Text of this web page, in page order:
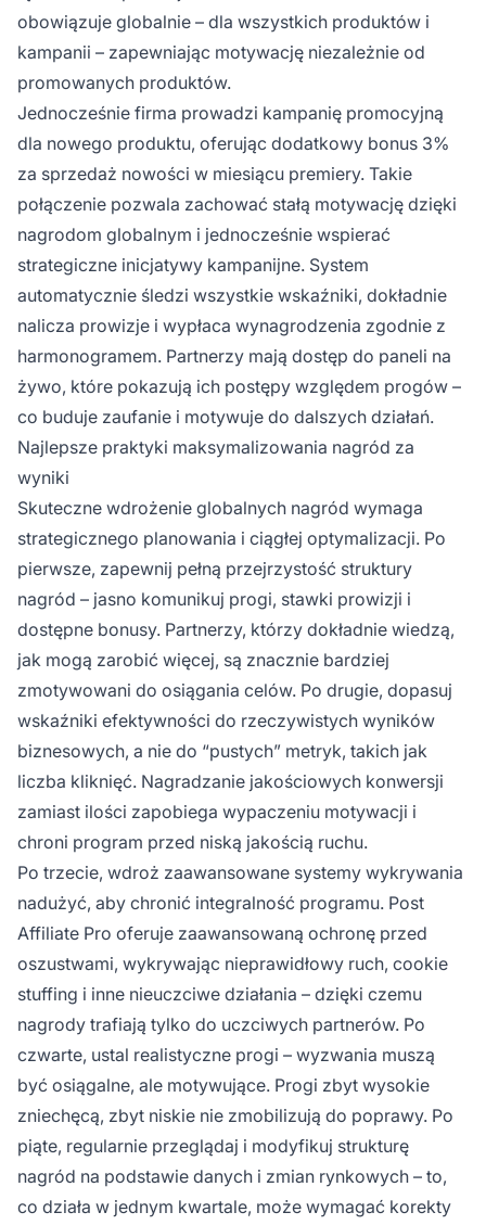
obowiązuje globalnie – dla wszystkich produktów i
kampanii – zapewniając motywację niezależnie od
promowanych produktów.
Jednocześnie firma prowadzi kampanię promocyjną
dla nowego produktu, oferując dodatkowy bonus 3%
za sprzedaż nowości w miesiącu premiery. Takie
połączenie pozwala zachować stałą motywację dzięki
nagrodom globalnym i jednocześnie wspierać
strategiczne inicjatywy kampanijne. System
automatycznie śledzi wszystkie wskaźniki, dokładnie
nalicza prowizje i wypłaca wynagrodzenia zgodnie z
harmonogramem. Partnerzy mają dostęp do paneli na
żywo, które pokazują ich postępy względem progów –
co buduje zaufanie i motywuje do dalszych działań.
Najlepsze praktyki maksymalizowania nagród za
wyniki
Skuteczne wdrożenie globalnych nagród wymaga
strategicznego planowania i ciągłej optymalizacji. Po
pierwsze, zapewnij pełną przejrzystość struktury
nagród – jasno komunikuj progi, stawki prowizji i
dostępne bonusy. Partnerzy, którzy dokładnie wiedzą,
jak mogą zarobić więcej, są znacznie bardziej
zmotywowani do osiągania celów. Po drugie, dopasuj
wskaźniki efektywności do rzeczywistych wyników
biznesowych, a nie do “pustych” metryk, takich jak
liczba kliknięć. Nagradzanie jakościowych konwersji
zamiast ilości zapobiega wypaczeniu motywacji i
chroni program przed niską jakością ruchu.
Po trzecie, wdroż zaawansowane systemy wykrywania
nadużyć, aby chronić integralność programu. Post
Affiliate Pro oferuje zaawansowaną ochronę przed
oszustwami, wykrywając nieprawidłowy ruch, cookie
stuffing i inne nieuczciwe działania – dzięki czemu
nagrody trafiają tylko do uczciwych partnerów. Po
czwarte, ustal realistyczne progi – wyzwania muszą
być osiągalne, ale motywujące. Progi zbyt wysokie
zniechęcą, zbyt niskie nie zmobilizują do poprawy. Po
piąte, regularnie przeglądaj i modyfikuj strukturę
nagród na podstawie danych i zmian rynkowych – to,
co działa w jednym kwartale, może wymagać korekty